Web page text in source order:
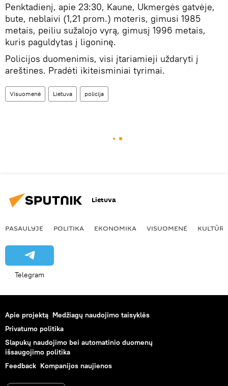
Penktadienį, apie 23:30, Kaune, Ukmergės gatvėje,
bute, neblaivi (1,21 prom.) moteris, gimusi 1985
metais, peiliu sužalojo vyrą, gimusį 1996 metais,
kuris paguldytas į ligoninę.
Policijos duomenimis, visi įtariamieji uždaryti į
areštines. Pradėti ikiteisminiai tyrimai.
Visuomenė Lietuva policija
Lietuva
PASAULYJE POLITIKA EKONOMIKA VISUOMENĖ KULTŪRA
Telegram
Apie projektą Medžiagų naudojimo taisyklės
Privatumo politika
Slapukų naudojimo bei automatinio duomenų
išsaugojimo politika
Feedback Kompanijos naujienos